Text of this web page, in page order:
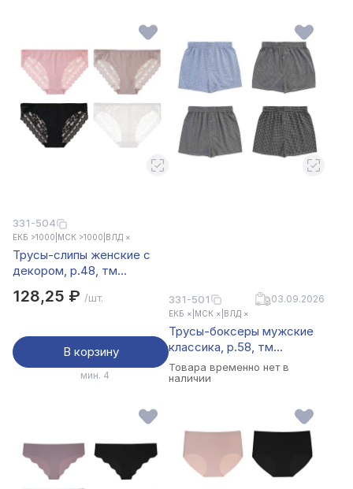
331-504
ЕКБ >1000 МСК >1000 ВЛД ×
Трусы-слипы женские с
декором, р.48, тм
5%спандекс, цвета в ас-
128,25 ₽ /шт.
В корзину
мин. 4
331-501 03.09.2026
ЕКБ × МСК × ВЛД ×
Трусы-боксеры мужские
классика, р.58, тм
GALANTE, 95%хлопок,
5%спандекс,
Товара временно нет в
наличии